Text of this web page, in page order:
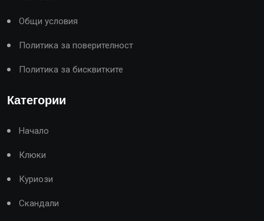
Общи условия
Политика за поверителност
Политика за бисквитките
Категории
Начало
Клюки
Куриози
Скандали